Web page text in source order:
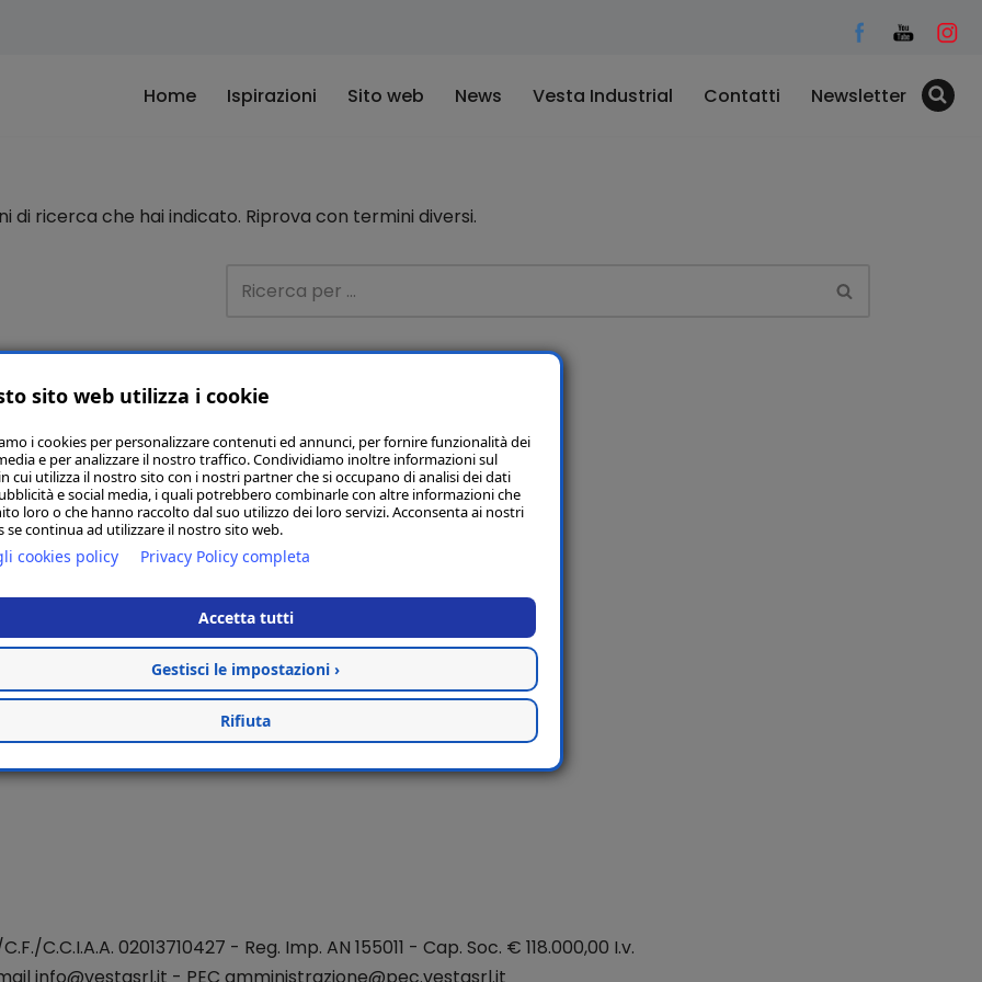
Home Ispirazioni Sito web News Vesta Industrial Contatti Newsletter
di ricerca che hai indicato. Riprova con termini diversi.
C.C.I.A.A. 02013710427 - Reg. Imp. AN 155011 - Cap. Soc. € 118.000,00 I.v.
sito web utilizza i cookie
i cookies per personalizzare contenuti ed annunci, per fornire funzionalità dei
e per analizzare il nostro traffico. Condividiamo inoltre informazioni sul
cui utilizza il nostro sito con i nostri partner che si occupano di analisi dei dati
e social media, i quali potrebbero combinarle con altre informazioni che
loro o che hanno raccolto dal suo utilizzo dei loro servizi. Acconsenta ai nostri
se continua ad utilizzare il nostro sito web.
cookies policy Privacy Policy completa
Accetta tutti
Gestisci le impostazioni ›
Rifiuta